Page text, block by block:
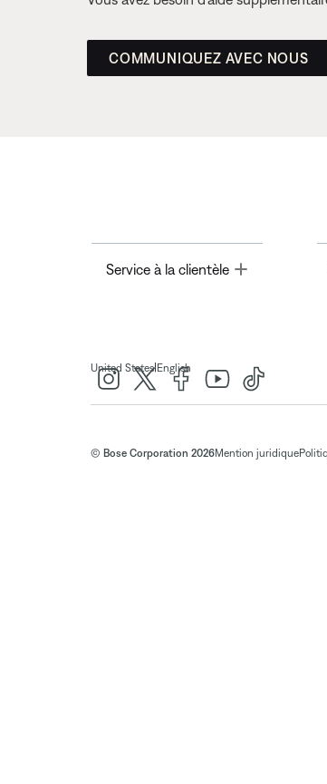
COMMUNIQUEZ AVEC NOUS
Service à la clientèle Toggle
United States| English
© Bose Corporation 2026Mention juridique